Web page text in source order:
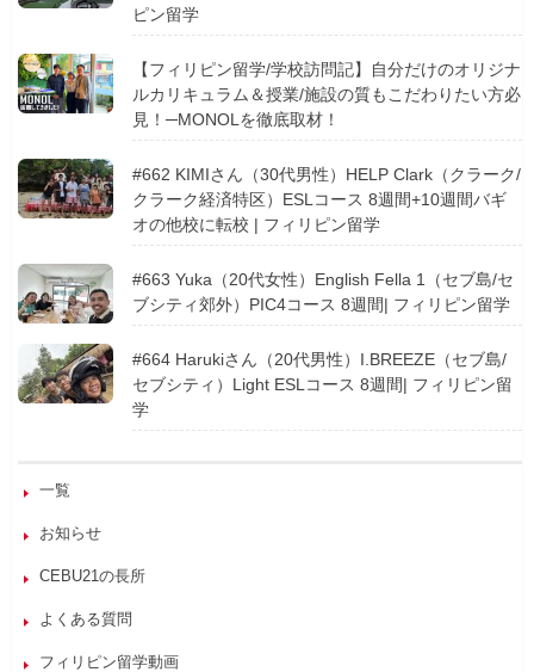
ピン留学
【フィリピン留学/学校訪問記】自分だけのオリジナ
ルカリキュラム＆授業/施設の質もこだわりたい方必
見！─MONOLを徹底取材！
#662 KIMIさん（30代男性）HELP Clark（クラーク/
クラーク経済特区）ESLコース 8週間+10週間バギ
オの他校に転校 | フィリピン留学
#663 Yuka（20代女性）English Fella 1（セブ島/セ
ブシティ郊外）PIC4コース 8週間| フィリピン留学
#664 Harukiさん（20代男性）I.BREEZE（セブ島/
セブシティ）Light ESLコース 8週間| フィリピン留
学
一覧
お知らせ
CEBU21の長所
よくある質問
フィリピン留学動画